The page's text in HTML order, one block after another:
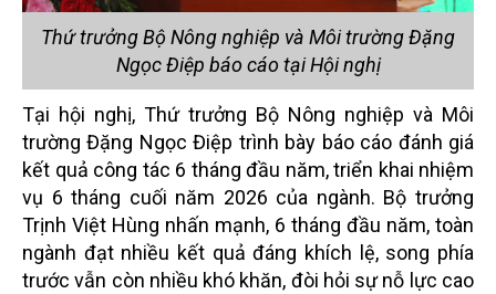
Thứ trưởng Bộ Nông nghiệp và Môi trường Đặng
Ngọc Điệp báo cáo tại Hội nghị
Tại hội nghị, Thứ trưởng Bộ Nông nghiệp và Môi
trường Đặng Ngọc Điệp trình bày báo cáo đánh giá
kết quả công tác 6 tháng đầu năm, triển khai nhiệm
vụ 6 tháng cuối năm 2026 của ngành. Bộ trưởng
Trịnh Việt Hùng nhấn mạnh, 6 tháng đầu năm, toàn
ngành đạt nhiều kết quả đáng khích lệ, song phía
trước vẫn còn nhiều khó khăn, đòi hỏi sự nỗ lực cao